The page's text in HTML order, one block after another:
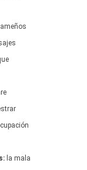
la mala